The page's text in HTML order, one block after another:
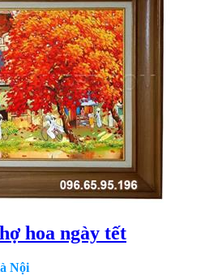
hoa ngày tết
Nội